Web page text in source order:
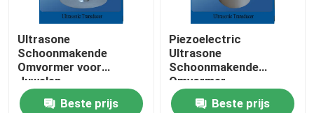
ultrasone Atomiserende omvormer
Ultrasone Tubulaire Omvormer
Ultrasone
Schoonmakende
Omvormer voor
Juwelen
Beste prijs
Piezoelectric
Ultrasone
Schoonmakende
Omvormer
Beste prijs